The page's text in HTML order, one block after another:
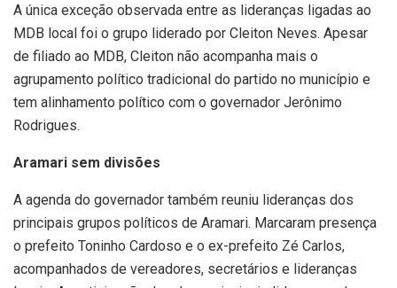
A única exceção observada entre as lideranças ligadas ao
MDB local foi o grupo liderado por Cleiton Neves. Apesar
de filiado ao MDB, Cleiton não acompanha mais o
agrupamento político tradicional do partido no município e
tem alinhamento político com o governador Jerônimo
Rodrigues.
Aramari sem divisões
A agenda do governador também reuniu lideranças dos
principais grupos políticos de Aramari. Marcaram presença
o prefeito Toninho Cardoso e o ex-prefeito Zé Carlos,
acompanhados de vereadores, secretários e lideranças